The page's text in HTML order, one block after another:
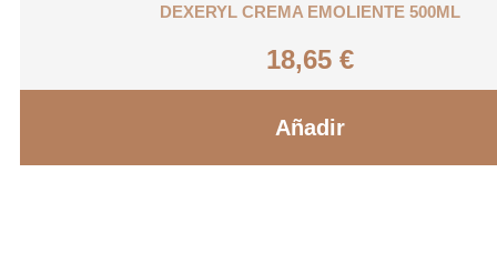
DEXERYL CREMA EMOLIENTE 500ML
18,65 €
Añadir